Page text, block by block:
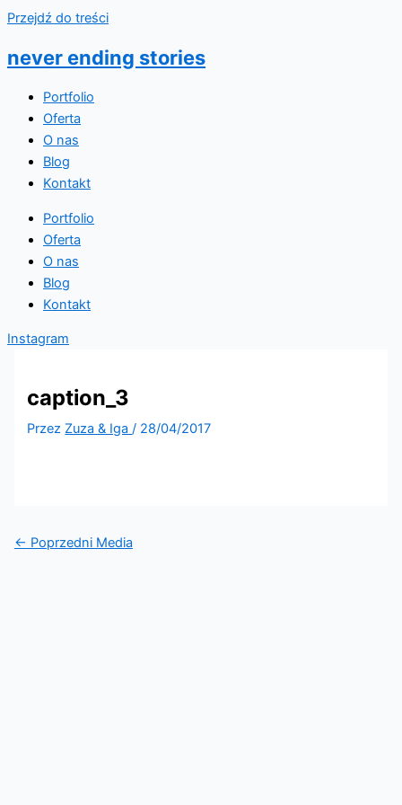
Przejdź do treści
never ending stories
Portfolio
Oferta
O nas
Blog
Kontakt
Portfolio
Oferta
O nas
Blog
Kontakt
Instagram
caption_3
Przez Zuza & Iga/ 28/04/2017
← Poprzedni Media